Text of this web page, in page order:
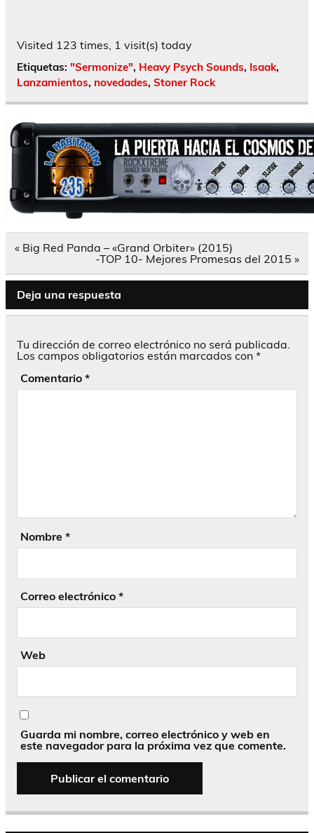
Visited 123 times, 1 visit(s) today
Etiquetas: "Sermonize", Heavy Psych Sounds, Isaak,
Lanzamientos, novedades, Stoner Rock
Navegación
« Big Red Panda – «Grand Orbiter» (2015)
-TOP 10- Mejores Promesas del 2015 »
Deja una respuesta
Tu dirección de correo electrónico no será publicada.
Los campos obligatorios están marcados con *
Comentario *
Nombre *
Correo electrónico *
Web
Guarda mi nombre, correo electrónico y web en
este navegador para la próxima vez que comente.